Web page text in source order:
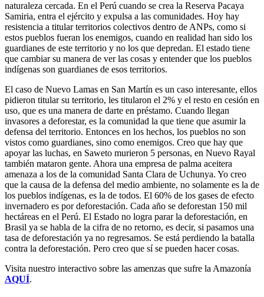
naturaleza cercada. En el Perú cuando se crea la Reserva Pacaya
Samiria, entra el ejército y expulsa a las comunidades. Hoy hay
resistencia a titular territorios colectivos dentro de ANPs, como si
estos pueblos fueran los enemigos, cuando en realidad han sido los
guardianes de este territorio y no los que depredan. El estado tiene
que cambiar su manera de ver las cosas y entender que los pueblos
indígenas son guardianes de esos territorios.
El caso de Nuevo Lamas en San Martín es un caso interesante, ellos
pidieron titular su territorio, les titularon el 2% y el resto en cesión en
uso, que es una manera de darte en préstamo. Cuando llegan
invasores a deforestar, es la comunidad la que tiene que asumir la
defensa del territorio. Entonces en los hechos, los pueblos no son
vistos como guardianes, sino como enemigos. Creo que hay que
apoyar las luchas, en Saweto murieron 5 personas, en Nuevo Rayal
también mataron gente. Ahora una empresa de palma aceitera
amenaza a los de la comunidad Santa Clara de Uchunya. Yo creo
que la causa de la defensa del medio ambiente, no solamente es la de
los pueblos indígenas, es la de todos. El 60% de los gases de efecto
invernadero es por deforestación. Cada año se deforestan 150 mil
hectáreas en el Perú. El Estado no logra parar la deforestación, en
Brasil ya se habla de la cifra de no retorno, es decir, si pasamos una
tasa de deforestación ya no regresamos. Se está perdiendo la batalla
contra la deforestación. Pero creo que sí se pueden hacer cosas.
Visita nuestro interactivo sobre las amenzas que sufre la Amazonía
AQUÍ.